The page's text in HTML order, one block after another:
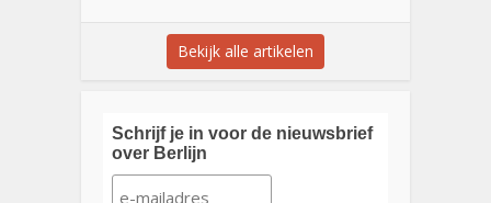
Bekijk alle artikelen
Schrijf je in voor de nieuwsbrief
over Berlijn